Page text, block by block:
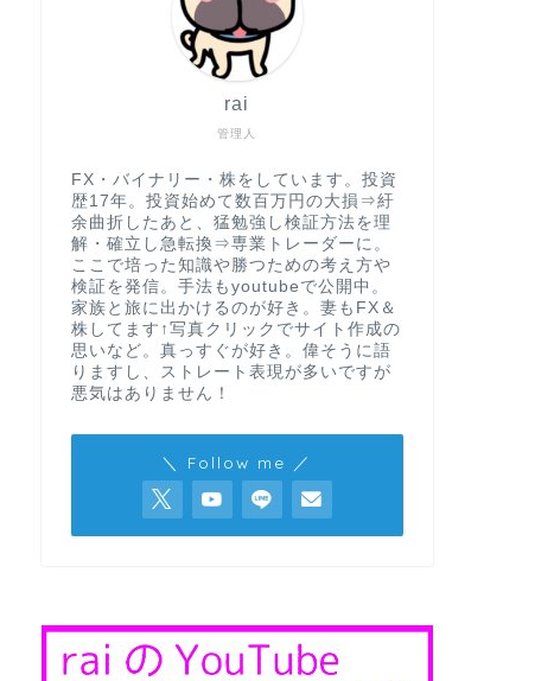
管理人
rai
FX・バイナリー・株をしています。投資
歴17年。投資始めて数百万円の大損⇒紆
余曲折したあと、猛勉強し検証方法を理
解・確立し急転換⇒専業トレーダーに。
ここで培った知識や勝つための考え方や
検証を発信。手法もyoutubeで公開中。
家族と旅に出かけるのが好き。妻もFX＆
株してます↑写真クリックでサイト作成の
思いなど。真っすぐが好き。偉そうに語
りますし、ストレート表現が多いですが
悪気はありません！
＼ Follow me ／